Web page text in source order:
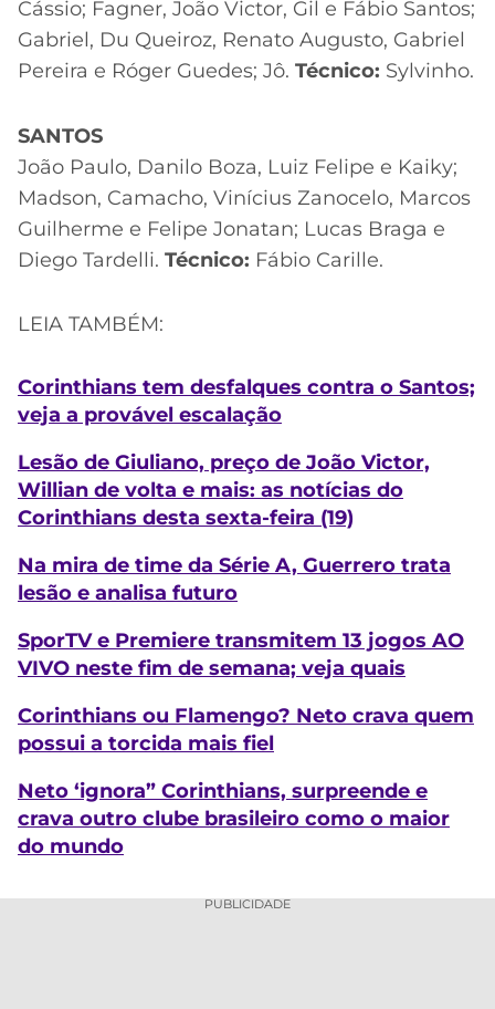
Cássio; Fagner, João Victor, Gil e Fábio Santos;
Gabriel, Du Queiroz, Renato Augusto, Gabriel
Pereira e Róger Guedes; Jô. Técnico: Sylvinho.
SANTOS
João Paulo, Danilo Boza, Luiz Felipe e Kaiky;
Madson, Camacho, Vinícius Zanocelo, Marcos
Guilherme e Felipe Jonatan; Lucas Braga e
Diego Tardelli. Técnico: Fábio Carille.
LEIA TAMBÉM:
Corinthians tem desfalques contra o Santos;
veja a provável escalação
Lesão de Giuliano, preço de João Victor,
Willian de volta e mais: as notícias do
Corinthians desta sexta-feira (19)
Na mira de time da Série A, Guerrero trata
lesão e analisa futuro
SporTV e Premiere transmitem 13 jogos AO
VIVO neste fim de semana; veja quais
Corinthians ou Flamengo? Neto crava quem
possui a torcida mais fiel
Neto ‘ignora” Corinthians, surpreende e
crava outro clube brasileiro como o maior
do mundo
PUBLICIDADE